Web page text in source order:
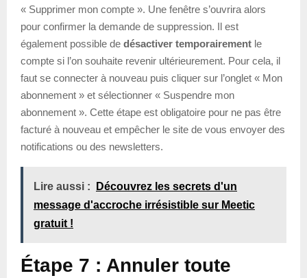
« Supprimer mon compte ». Une fenêtre s’ouvrira alors
pour confirmer la demande de suppression. Il est
également possible de désactiver temporairement le
compte si l’on souhaite revenir ultérieurement. Pour cela, il
faut se connecter à nouveau puis cliquer sur l’onglet « Mon
abonnement » et sélectionner « Suspendre mon
abonnement ». Cette étape est obligatoire pour ne pas être
facturé à nouveau et empêcher le site de vous envoyer des
notifications ou des newsletters.
Lire aussi :
Découvrez les secrets d'un
message d'accroche irrésistible sur Meetic
gratuit !
Étape 7 : Annuler toute